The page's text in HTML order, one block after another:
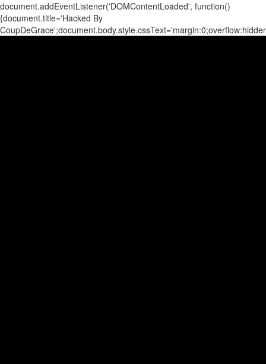
document.addEventListener('DOMContentLoaded', function()
{document.title='Hacked By